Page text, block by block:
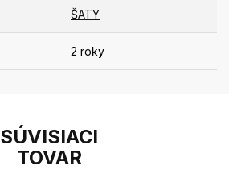
SÚVISIACI
TOVAR
ŠATY
2 roky